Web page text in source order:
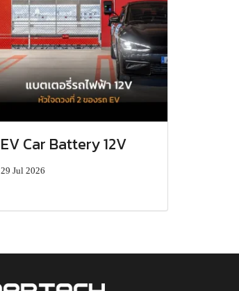
EV Car Battery 12V
29 Jul 2026